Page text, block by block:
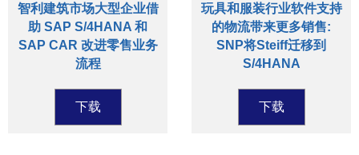
智利建筑市场大型企业借
助 SAP S/4HANA 和
SAP CAR 改进零售业务
流程
下载
玩具和服装行业软件支持
的物流带来更多销售:
SNP将Steiff迁移到
S/4HANA
下载